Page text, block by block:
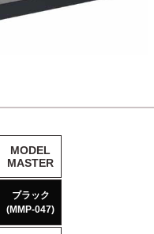
MODEL
MASTER
ブラック
(MMP-047)